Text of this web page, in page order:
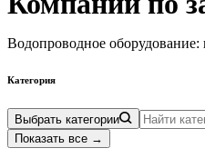
Водопроводное
Категория
Выбрать категории
Показать все →